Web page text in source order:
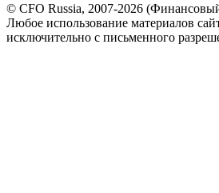
© CFO Russia, 2007-2026
Любое использование материалов
исключительно с письменного